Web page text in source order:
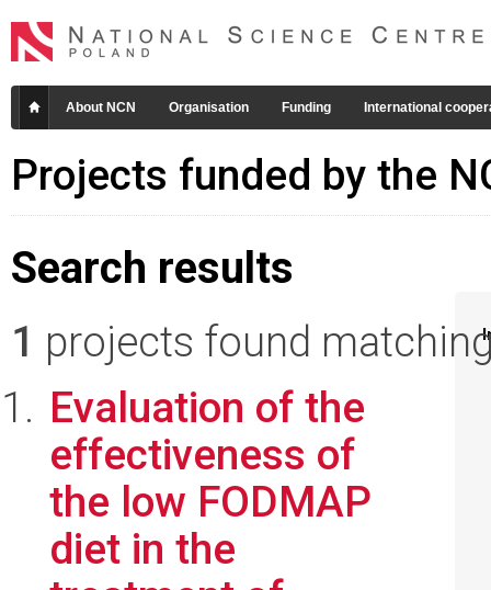
About NCN Organisation Funding International
Projects funded by the
Search results
1 projects found
Evaluation of the
effectiveness of
the low FODMAP
diet in the